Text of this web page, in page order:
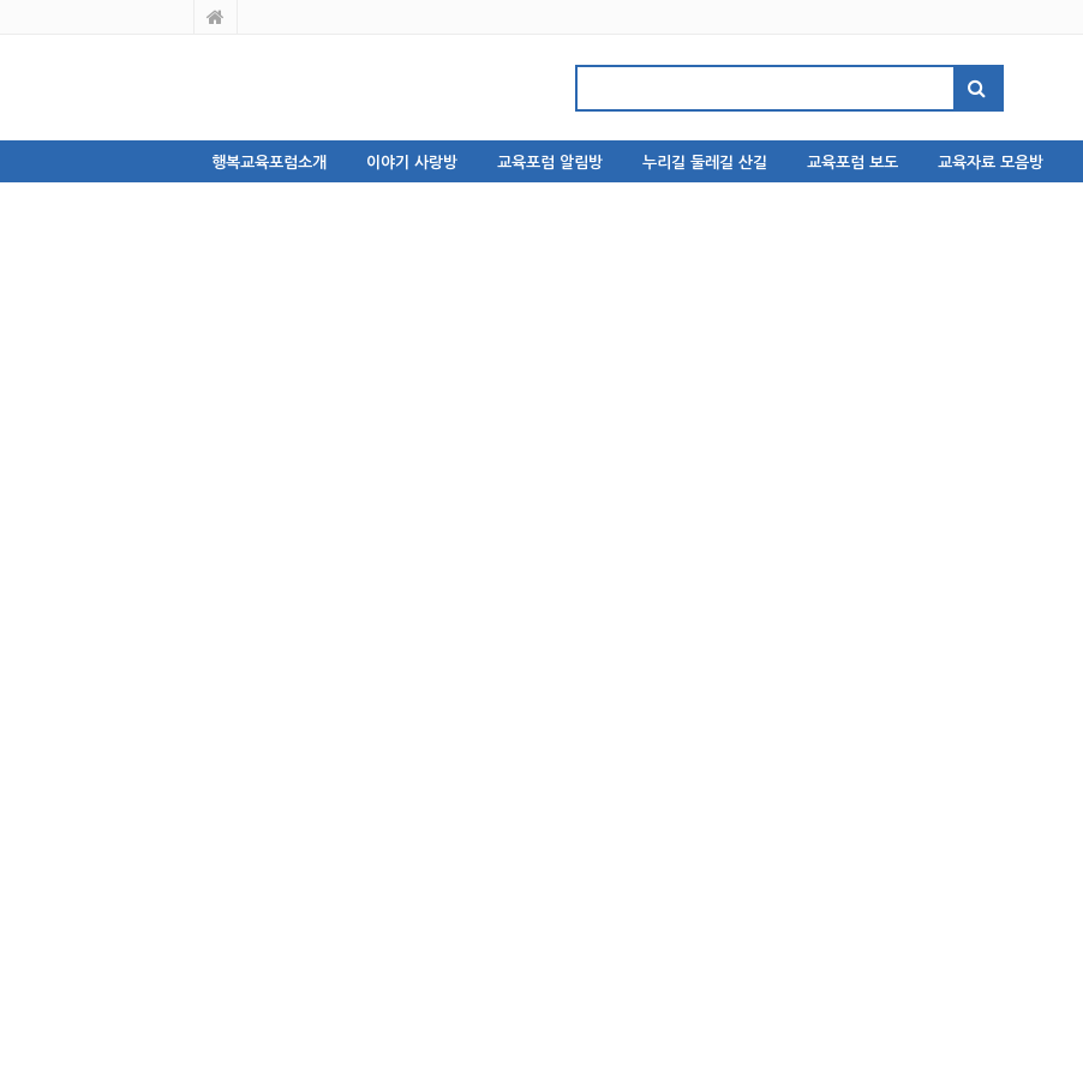
행복교육포럼소개 이야기 사랑방 교육포럼 알림방 누리길 둘레길 산길 교육포럼 보도 교육자료 모음방